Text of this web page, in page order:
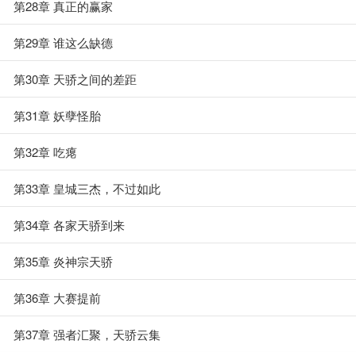
第28章 真正的赢家
第29章 谁这么缺德
第30章 天骄之间的差距
第31章 妖孽怪胎
第32章 吃瘪
第33章 皇城三杰，不过如此
第34章 各家天骄到来
第35章 炎神宗天骄
第36章 大赛提前
第37章 强者汇聚，天骄云集